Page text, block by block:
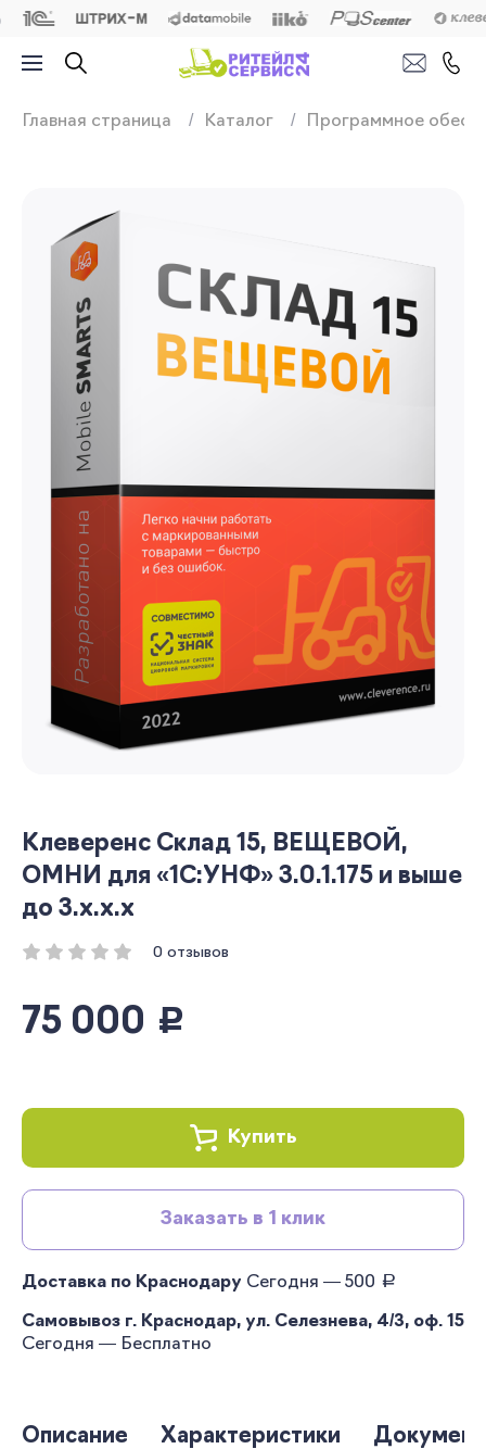
Продажа,
Главная страница Каталог Программное
Клеверенс Склад 15, ВЕЩЕВОЙ,
ОМНИ для «1С:УНФ» 3.0.1.175 и выше
до 3.x.x.x
0 отзывов
75 000 руб.
Купить
Заказать в 1 клик
Доставка по Краснодару Сегодня — 500 руб.
Самовывоз г. Краснодар, ул. Селезнева, 4/3, оф. 15
Сегодня — Бесплатно
Описание Характеристики